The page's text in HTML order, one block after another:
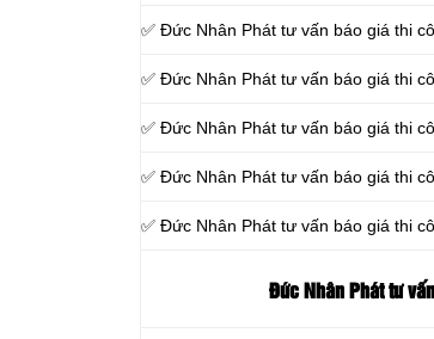
✅ Đức Nhân Phát tư vấn báo giá thi
✅ Đức Nhân Phát tư vấn báo giá thi
✅ Đức Nhân Phát tư vấn báo giá thi
✅ Đức Nhân Phát tư vấn báo giá thi
✅ Đức Nhân Phát tư vấn báo giá thi
Đức Nhân Phát tư